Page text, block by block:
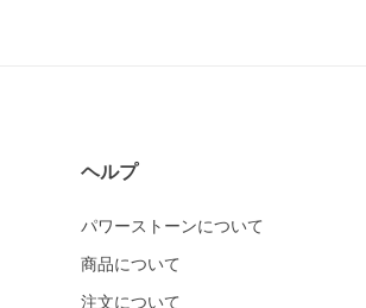
ヘルプ
パワーストーンについて
商品について
注文について